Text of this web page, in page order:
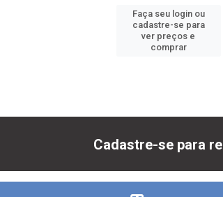
Faça seu login ou
cadastre-se para
ver preços e
comprar
Cadastre-se para